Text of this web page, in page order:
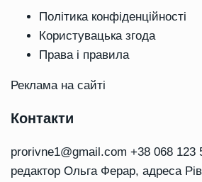
Політика конфіденційності
Користувацька згода
Права і правила
Реклама на сайті
Контакти
prorivne1@gmail.com +38 068 123
редактор Ольга Ферар, адреса